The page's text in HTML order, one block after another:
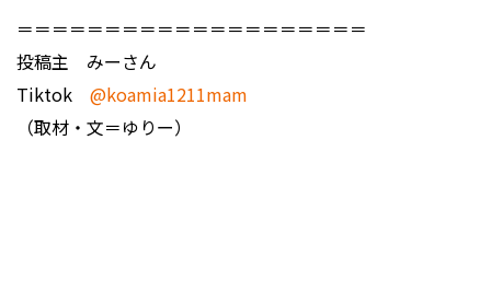
＝＝＝＝＝＝＝＝＝＝＝＝＝＝＝＝＝＝＝＝
投稿主 みーさん
Tiktok @koamia1211mam
（取材・文＝ゆりー）